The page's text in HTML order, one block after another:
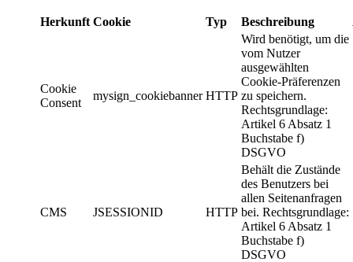
Herkunft Cookie Typ Beschreibung
Cookie
Consent
mysign_cookiebanner HTTP
Wird benötigt, um die
vom Nutzer
ausgewählten
Cookie-Präferenzen
zu speichern.
Rechtsgrundlage:
Artikel 6 Absatz 1
Buchstabe f)
DSGVO
CMS JSESSIONID HTTP
Behält die Zustände
des Benutzers bei
allen Seitenanfragen
bei. Rechtsgrundlage:
Artikel 6 Absatz 1
Buchstabe f)
DSGVO